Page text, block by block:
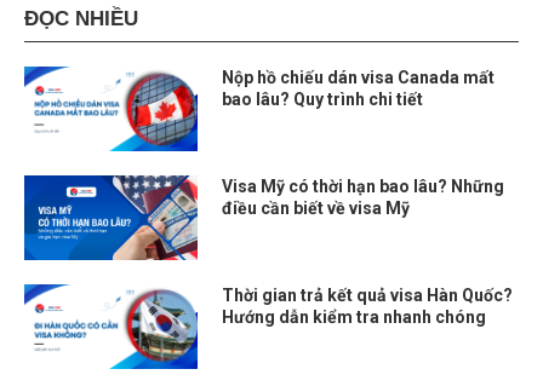
ĐỌC NHIỀU
Nộp hồ chiếu dán visa Canada mất
bao lâu? Quy trình chi tiết
Visa Mỹ có thời hạn bao lâu? Những
điều cần biết về visa Mỹ
Thời gian trả kết quả visa Hàn Quốc?
Hướng dẫn kiểm tra nhanh chóng